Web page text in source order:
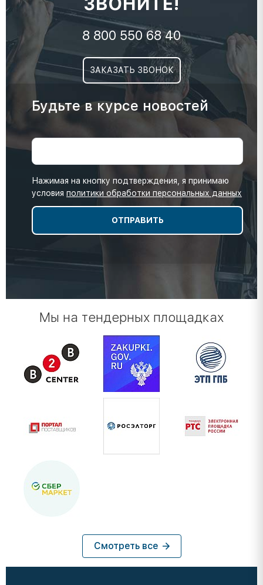
8 800 550 68 40
ЗАКАЗАТЬ ЗВОНОК
Будьте в курсе новостей
Нажимая на кнопку подтверждения, я принимаю
условия политики обработки персональных данных
Мы на тендерных площадках
Смотреть все